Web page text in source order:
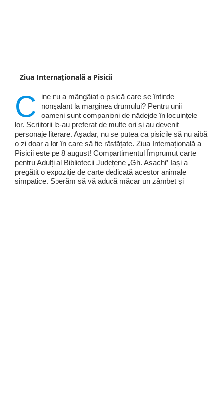
Ziua Internațională a Pisicii
C
ine nu a mângâiat o pisică care se întinde
nonșalant la marginea drumului? Pentru unii
oameni sunt companioni de nădejde în locuințele
lor. Scriitorii le-au preferat de multe ori și au devenit
personaje literare. Așadar, nu se putea ca pisicile să nu aibă
o zi doar a lor în care să fie răsfățate. Ziua Internațională a
Pisicii este pe 8 august! Compartimentul Împrumut carte
pentru Adulți al Bibliotecii Județene „Gh. Asachi” Iași a
pregătit o expoziție de carte dedicată acestor animale
simpatice. Sperăm să vă aducă măcar un zâmbet și